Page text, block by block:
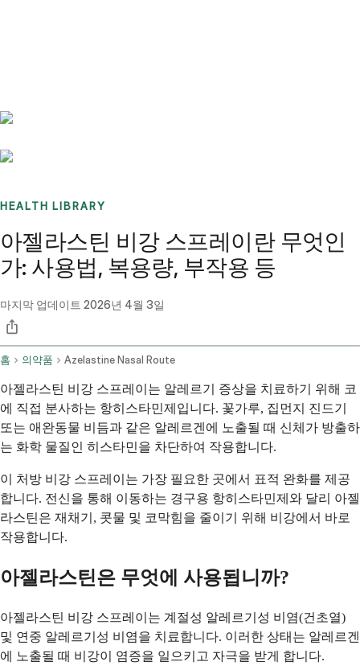
HEALTH LIBRARY
아젤라스틴 비강 스프레이란 무엇인
가: 사용법, 복용량, 부작용 등
마지막 업데이트 2026년 4월 3일
홈 의약품 Azelastine Nasal Route
아젤라스틴 비강 스프레이는 알레르기 증상을 치료하기 위해 코
에 직접 분사하는 항히스타민제입니다. 꽃가루, 집먼지 진드기
또는 애완동물 비듬과 같은 알레르겐에 노출될 때 신체가 방출하
는 화학 물질인 히스타민을 차단하여 작용합니다.
이 처방 비강 스프레이는 가장 필요한 곳에서 표적 완화를 제공
합니다. 전신을 통해 이동하는 경구용 항히스타민제와 달리 아젤
라스틴은 재채기, 콧물 및 코막힘을 줄이기 위해 비강에서 바로
작용합니다.
아젤라스틴은 무엇에 사용됩니까?
아젤라스틴 비강 스프레이는 계절성 알레르기성 비염(건초열)
및 연중 알레르기성 비염을 치료합니다. 이러한 상태는 알레르겐
에 노출될 때 비강이 염증을 일으키고 자극을 받게 합니다.